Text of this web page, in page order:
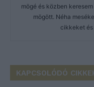
mögé és közben
mögött. Néha
cikkeket
KAPCSOLÓDÓ